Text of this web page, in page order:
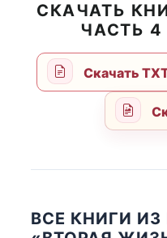
СКАЧАТЬ
ЧАСТЬ
Скачать
ВСЕ КНИГИ